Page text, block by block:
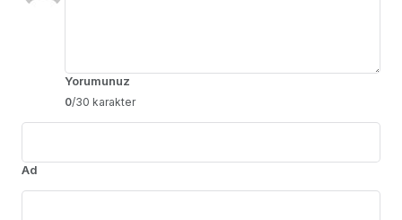
Yorumunuz
0/30 karakter
Ad